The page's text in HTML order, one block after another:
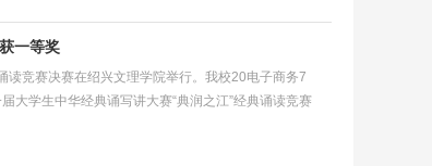
一等奖
读竞赛决赛在绍兴文理学院举行。我校20电子商务7
大学生中华经典诵写讲大赛“典润之江”经典诵读竞赛